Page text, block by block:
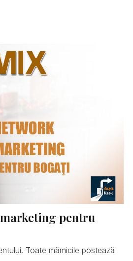
pentru
Toate mămicile postează